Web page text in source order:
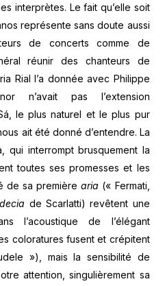
interprètes. Le fait qu’elle soit
représente sans doute aussi
de concerts comme de
réunir des chanteurs de
Rial l’a donnée avec Philippe
n’avait pas l’extension
le plus naturel et le plus pur
ait été donné d’entendre. La
qui interrompt brusquement la
toutes ses promesses et les
de sa premièrearia (« Fermati,
de Scarlatti) revêtent une
l’acoustique de l’élégant
coloratures fusent et crépitent
»), mais la sensibilité de
attention, singulièrement sa